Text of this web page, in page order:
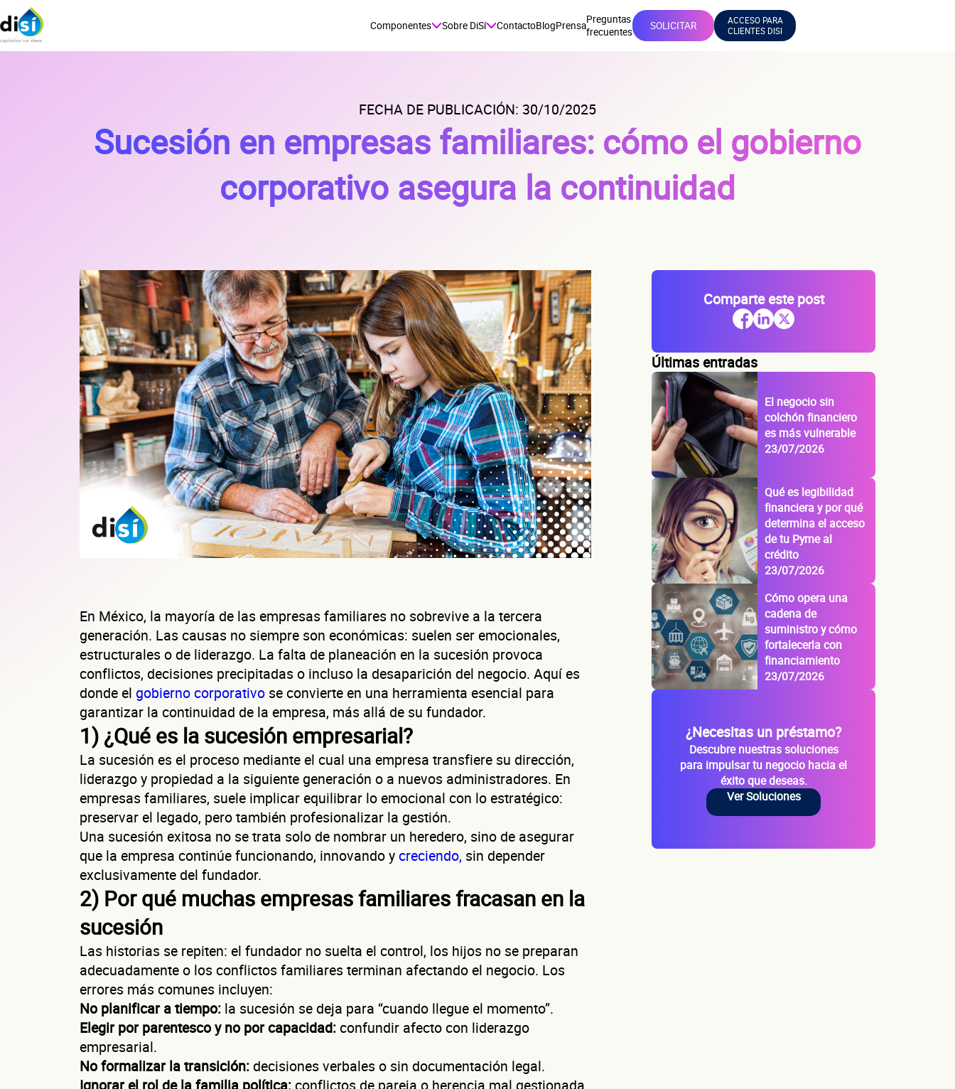
Componentes Sobre DiSí ContactoBlogPrensaPreguntas
frecuentes
SOLICITAR
ACCESO PARA
CLIENTES DISI
FECHA DE PUBLICACIÓN: 30/10/2025
Sucesión en empresas familiares: cómo el gobierno
corporativo asegura la continuidad
En México, la mayoría de las empresas familiares no sobrevive a la tercera
generación. Las causas no siempre son económicas: suelen ser emocionales,
estructurales o de liderazgo. La falta de planeación en la sucesión provoca
conflictos, decisiones precipitadas o incluso la desaparición del negocio. Aquí es
donde el gobierno corporativo se convierte en una herramienta esencial para
garantizar la continuidad de la empresa, más allá de su fundador.
1) ¿Qué es la sucesión empresarial?
La sucesión es el proceso mediante el cual una empresa transfiere su dirección,
liderazgo y propiedad a la siguiente generación o a nuevos administradores. En
empresas familiares, suele implicar equilibrar lo emocional con lo estratégico:
preservar el legado, pero también profesionalizar la gestión.
Una sucesión exitosa no se trata solo de nombrar un heredero, sino de asegurar
que la empresa continúe funcionando, innovando ycreciendo, sin depender
exclusivamente del fundador.
2) Por qué muchas empresas familiares fracasan en la
sucesión
Las historias se repiten: el fundador no suelta el control, los hijos no se preparan
adecuadamente o los conflictos familiares terminan afectando el negocio. Los
errores más comunes incluyen:
No planificar a tiempo: la sucesión se deja para “cuando llegue el momento”.
Elegir por parentesco y no por capacidad:confundir afecto con liderazgo
empresarial.
No formalizar la transición: decisiones verbales o sin documentación legal.
Ignorar el rol de la familia política:conflictos de pareja o herencia mal gestionada.
Comparte este post
Últimas entradas
El negocio sin
colchón financiero
es más vulnerable
23/07/2026
Qué es legibilidad
financiera y por qué
determina el acceso
de tu Pyme al
crédito
23/07/2026
Cómo opera una
cadena de
suministro y cómo
fortalecerla con
financiamiento
23/07/2026
¿Necesitas un préstamo?
Descubre nuestras soluciones
para impulsar tu negocio hacia el
éxito que deseas.
Ver Soluciones
Solicita aquí tulínea de liquidez empresarial DiSí
Esta es una conversación de 2 minutos, no un trámite bancario.
Cuéntanos de tu